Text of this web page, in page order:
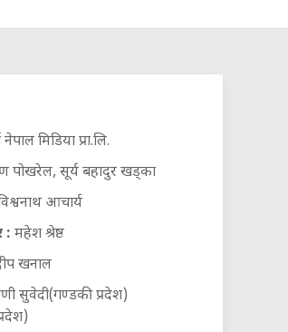
मिडिया प्रा.लि.
पोखरेल, सूर्य बहादुर खड्का
आचार्य
: महेश श्रेष्ठ
खनाल
सुवेदी(गण्डकी प्रदेश)